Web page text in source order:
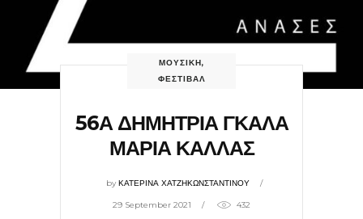
ΜΟΥΣΙΚΗ,
ΦΕΣΤΙΒΑΛ
56Α ΔΗΜΗΤΡΙΑ ΓΚΑΛΑ
ΜΑΡΙΑ ΚΑΛΛΑΣ
byΚΑΤΕΡΙΝΑ ΧΑΤΖΗΚΩΝΣΤΑΝΤΙΝΟΥ
29 September 2021 432